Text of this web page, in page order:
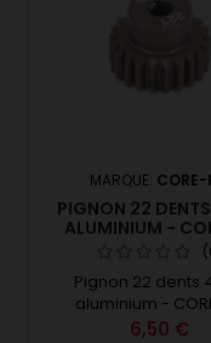
MARQUE: CORE-
PIGNON 22
ALUMINIUM -
Pignon 22 dents
aluminium -
6,50 €